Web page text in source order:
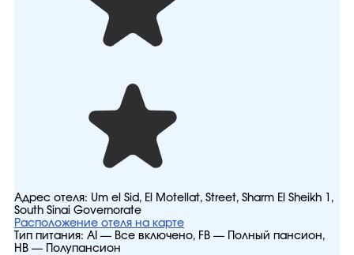
Адрес отеля: Um el Sid, El Motellat, Street, Sharm El Sheikh 1,
South Sinai Governorate
Расположение отеля на карте
Тип питания: AI — Все включено, FB — Полный пансион,
HB — Полупансион